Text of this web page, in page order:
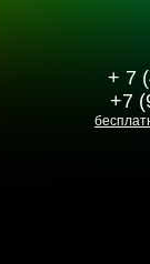
+ 7
+7